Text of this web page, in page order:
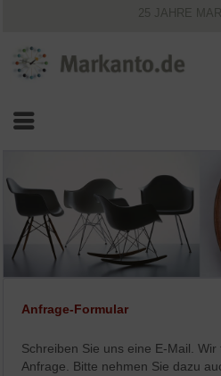
25 JAHRE
VIELFÄLTIGE
BESTPRICE-
Anfrage-Formular
Schreiben Sie uns eine E-Mail.
Anfrage. Bitte nehmen Sie dazu